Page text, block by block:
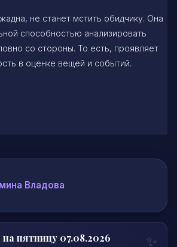
не станет мстить обидчику. Она
способностью анализировать
со стороны. То есть, проявляет
в оценке вещей и событий.
Владова
на пятницу 07.08.2026